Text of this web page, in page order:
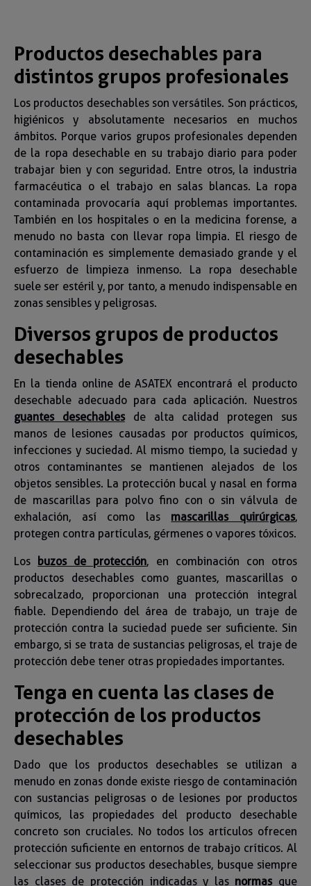
Productos desechables para
distintos grupos profesionales
Los productos desechables son versátiles. Son prácticos,
higiénicos y absolutamente necesarios en muchos
ámbitos. Porque varios grupos profesionales dependen
de la ropa desechable en su trabajo diario para poder
trabajar bien y con seguridad. Entre otros, la industria
farmacéutica o el trabajo en salas blancas. La ropa
contaminada provocaría aquí problemas importantes.
También en los hospitales o en la medicina forense, a
menudo no basta con llevar ropa limpia. El riesgo de
contaminación es simplemente demasiado grande y el
esfuerzo de limpieza inmenso. La ropa desechable
suele ser estéril y, por tanto, a menudo indispensable en
zonas sensibles y peligrosas.
Diversos grupos de productos
desechables
En la tienda online de ASATEX encontrará el producto
desechable adecuado para cada aplicación. Nuestros
guantes desechablesde alta calidad protegen sus
manos de lesiones causadas por productos químicos,
infecciones y suciedad. Al mismo tiempo, la suciedad y
otros contaminantes se mantienen alejados de los
objetos sensibles. La protección bucal y nasal en forma
de mascarillas para polvo fino con o sin válvula de
exhalación, así como las mascarillas quirúrgicas,
protegen contra partículas, gérmenes o vapores tóxicos.
Los buzos de protección, en combinación con otros
productos desechables como guantes, mascarillas o
sobrecalzado, proporcionan una protección integral
fiable. Dependiendo del área de trabajo, un traje de
protección contra la suciedad puede ser suficiente. Sin
embargo, si se trata de sustancias peligrosas, el traje de
protección debe tener otras propiedades importantes.
Tenga en cuenta las clases de
protección de los productos
desechables
Dado que los productos desechables se utilizan a
menudo en zonas donde existe riesgo de contaminación
con sustancias peligrosas o de lesiones por productos
químicos, las propiedades del producto desechable
concreto son cruciales. No todos los artículos ofrecen
protección suficiente en entornos de trabajo críticos. Al
seleccionar sus productos desechables, busque siempre
las clases de protección indicadas y las normasque